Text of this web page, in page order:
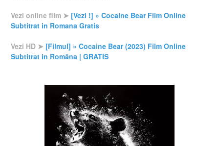
Vezi online film ➤ [Vezi !] » Cocaine Bear Film Online
Subtitrat in Romana Gratis
Vezi HD ➤ [Filmul] » Cocaine Bear (2023) Film Online
Subtitrat in Româna | GRATIS